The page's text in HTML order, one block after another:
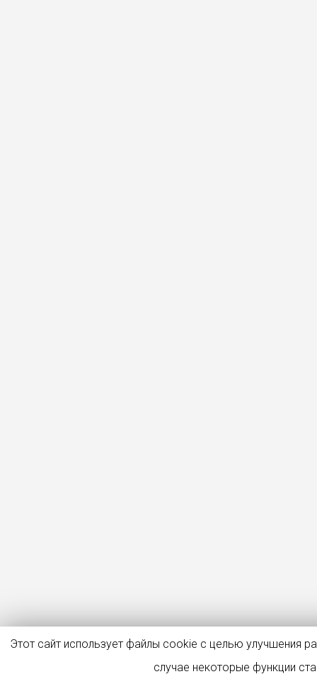
Этот сайт использует файлы cookie с целью улучшения
случае некоторые функции